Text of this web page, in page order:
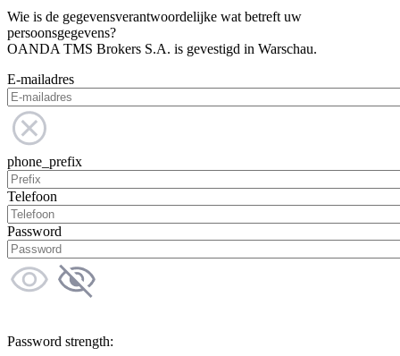
Wie is de gegevensverantwoordelijke wat betreft uw
persoonsgegevens?
OANDA TMS Brokers S.A. is gevestigd in Warschau.
E-mailadres
phone_prefix
Telefoon
Password
Password strength: